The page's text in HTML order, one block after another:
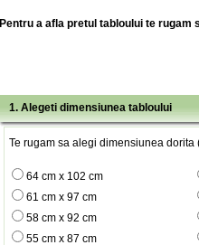
Pentru a afla pretul tabloului te rugam
1. Alegeti dimensiunea tabloului
Te rugam sa alegi dimensiunea dorita
64 cm x 102 cm
61 cm x 97 cm
58 cm x 92 cm
55 cm x 87 cm